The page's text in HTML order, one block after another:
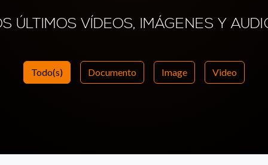
ÚLTIMOS VÍDEOS, IMÁGENES Y
Todo(s) Documento Image Video